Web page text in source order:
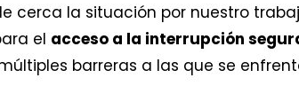
cerca la situación por nuestro
el acceso a la interrupción
barreras a las que se